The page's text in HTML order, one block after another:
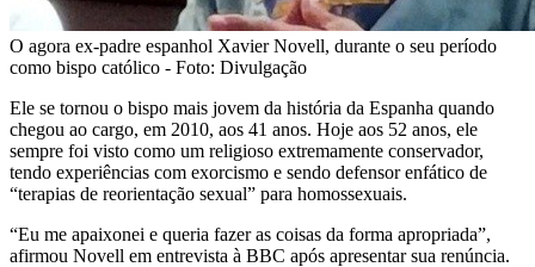
O agora ex-padre espanhol Xavier Novell, durante o seu período
como bispo católico - Foto: Divulgação
Ele se tornou o bispo mais jovem da história da Espanha quando
chegou ao cargo, em 2010, aos 41 anos. Hoje aos 52 anos, ele
sempre foi visto como um religioso extremamente conservador,
tendo experiências com exorcismo e sendo defensor enfático de
“terapias de reorientação sexual” para homossexuais.
“Eu me apaixonei e queria fazer as coisas da forma apropriada”,
afirmou Novell em entrevista à BBC após apresentar sua renúncia.